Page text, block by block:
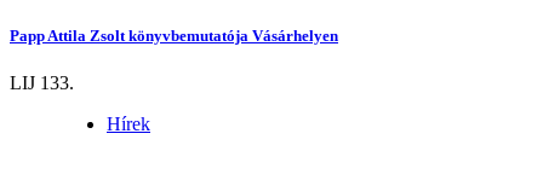
Papp Attila Zsolt könyvbemutatója Vásárhelyen
LIJ 133.
Hírek